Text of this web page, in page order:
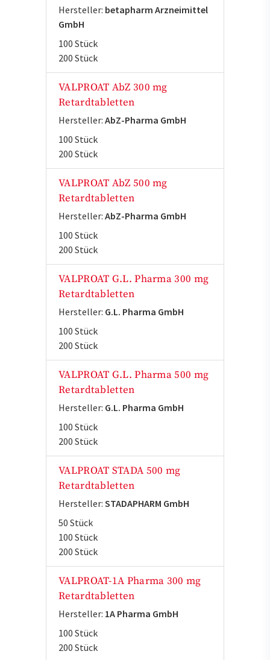
Hersteller: betapharm Arzneimittel
GmbH
100 Stück
200 Stück
VALPROAT AbZ 300 mg
Retardtabletten
Hersteller: AbZ-Pharma GmbH
100 Stück
200 Stück
VALPROAT AbZ 500 mg
Retardtabletten
Hersteller: AbZ-Pharma GmbH
100 Stück
200 Stück
VALPROAT G.L. Pharma 300 mg
Retardtabletten
Hersteller: G.L. Pharma GmbH
100 Stück
200 Stück
VALPROAT G.L. Pharma 500 mg
Retardtabletten
Hersteller: G.L. Pharma GmbH
100 Stück
200 Stück
VALPROAT STADA 500 mg
Retardtabletten
Hersteller: STADAPHARM GmbH
50 Stück
100 Stück
200 Stück
VALPROAT-1A Pharma 300 mg
Retardtabletten
Hersteller: 1A Pharma GmbH
100 Stück
200 Stück